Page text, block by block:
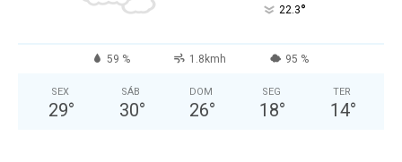
22.3°
59 % 1.8kmh 95 %
SEX
29°
SÁB
30°
DOM
26°
SEG
18°
TER
14°